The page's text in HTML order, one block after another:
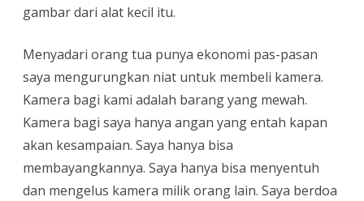
gambar dari alat kecil itu.
Menyadari orang tua punya ekonomi pas-pasan
saya mengurungkan niat untuk membeli kamera.
Kamera bagi kami adalah barang yang mewah.
Kamera bagi saya hanya angan yang entah kapan
akan kesampaian. Saya hanya bisa
membayangkannya. Saya hanya bisa menyentuh
dan mengelus kamera milik orang lain. Saya berdoa